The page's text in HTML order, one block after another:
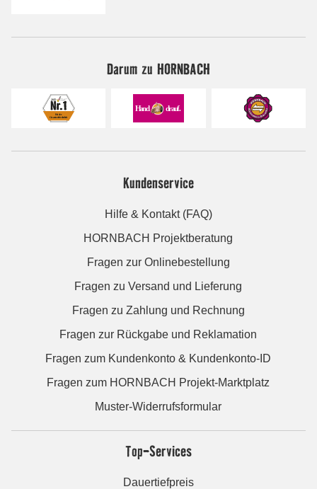
Darum zu HORNBACH
Kundenservice
Hilfe & Kontakt (FAQ)
HORNBACH Projektberatung
Fragen zur Onlinebestellung
Fragen zu Versand und Lieferung
Fragen zu Zahlung und Rechnung
Fragen zur Rückgabe und Reklamation
Fragen zum Kundenkonto & Kundenkonto-ID
Fragen zum HORNBACH Projekt-Marktplatz
Muster-Widerrufsformular
Top-Services
Dauertiefpreis